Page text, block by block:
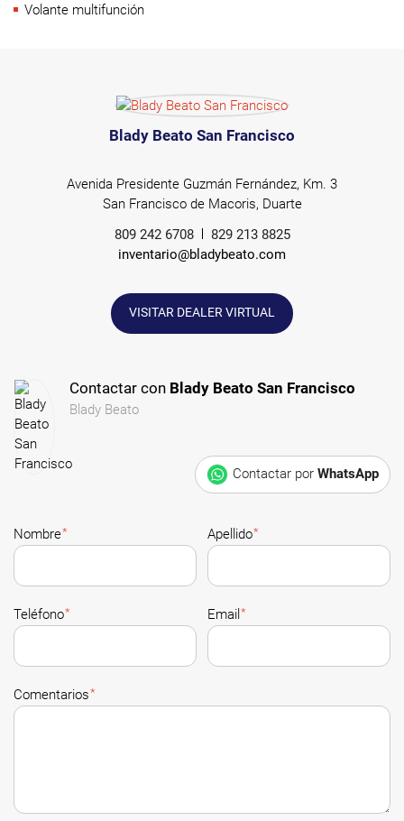
Volante multifunción
Blady Beato San Francisco
Avenida Presidente Guzmán Fernández, Km. 3
San Francisco de Macoris, Duarte
809 242 6708
829 213 8825
inventario@bladybeato.com
VISITAR DEALER VIRTUAL
Contactar con Blady Beato San Francisco
Blady Beato
Contactar por WhatsApp
Nombre* Apellido*
Teléfono* Email *
Comentarios*